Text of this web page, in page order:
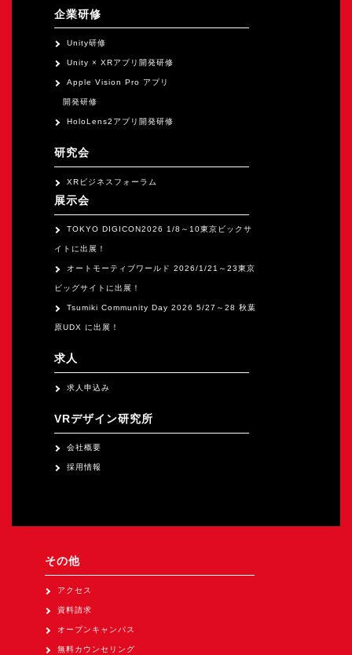
企業研修
Unity研修
Unity × XRアプリ開発研修
Apple Vision Pro アプリ
開発研修
HoloLens2アプリ開発研修
研究会
XRビジネスフォーラム
展示会
TOKYO DIGICON2026 1/8～10東京ビックサ
イトに出展！
オートモーティブワールド 2026/1/21～23東京
ビッグサイトに出展！
Tsumiki Community Day 2026 5/27～28 秋葉
原UDX に出展！
求人
求人申込み
VRデザイン研究所
会社概要
採用情報
その他
アクセス
資料請求
オープンキャンパス
無料カウンセリング